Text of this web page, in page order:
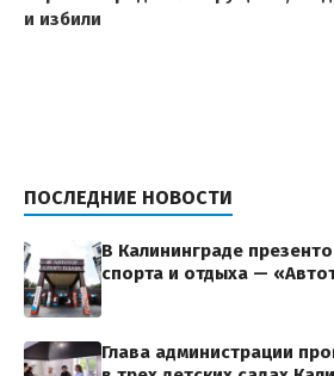
и избили
ПОСЛЕДНИЕ НОВОСТИ
В Калининграде
спорта и отдыха —
Глава администрации